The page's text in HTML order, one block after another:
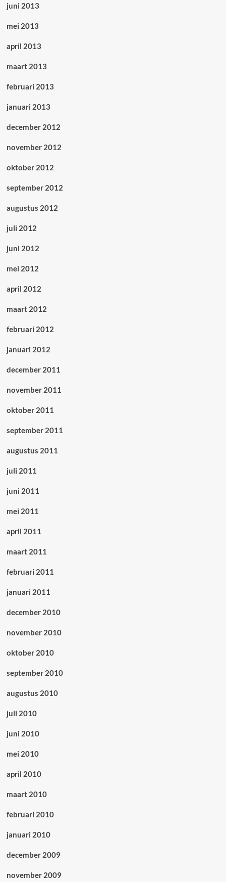
juni 2013
mei 2013
april 2013
maart 2013
februari 2013
januari 2013
december 2012
november 2012
oktober 2012
september 2012
augustus 2012
juli 2012
juni 2012
mei 2012
april 2012
maart 2012
februari 2012
januari 2012
december 2011
november 2011
oktober 2011
september 2011
augustus 2011
juli 2011
juni 2011
mei 2011
april 2011
maart 2011
februari 2011
januari 2011
december 2010
november 2010
oktober 2010
september 2010
augustus 2010
juli 2010
juni 2010
mei 2010
april 2010
maart 2010
februari 2010
januari 2010
december 2009
november 2009